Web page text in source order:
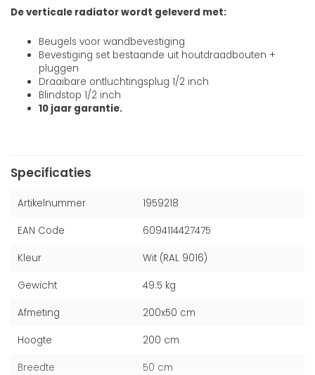
De verticale radiator wordt geleverd met:
Beugels voor wandbevestiging
Bevestiging set bestaande uit houtdraadbouten +
pluggen
Draaibare ontluchtingsplug 1/2 inch
Blindstop 1/2 inch
10 jaar garantie.
Specificaties
Artikelnummer 1959218
EAN Code 6094114427475
Kleur Wit (RAL 9016)
Gewicht 49.5 kg
Afmeting 200x50 cm
Hoogte 200 cm
Breedte 50 cm